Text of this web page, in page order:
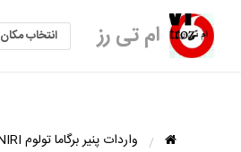
ام تی رز انتخاب مکان
واردات پنیر برگاما تولوم BERGAMA TULUM PEYNIRI از ترکیه